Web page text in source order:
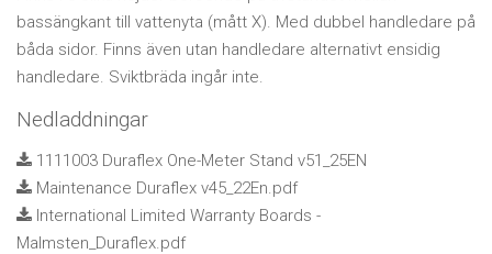
bassängkant till vattenyta (mått X). Med dubbel handledare på
båda sidor. Finns även utan handledare alternativt ensidig
handledare. Sviktbräda ingår inte.
Nedladdningar
1111003 Duraflex One-Meter Stand v51_25EN
Maintenance Duraflex v45_22En.pdf
International Limited Warranty Boards -
Malmsten_Duraflex.pdf